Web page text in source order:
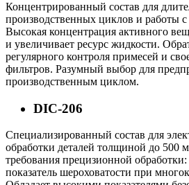
Концентрированный состав для
производственных циклов и работы
Высокая концентрация активного
и увеличивает ресурс жидкости.
регулярного контроля примесей и
фильтров. Разумный выбор для
производственным циклом.
DIC-206
Специализированный состав для
обработки деталей толщиной до 500
требования прецизионной
показатель шероховатости при